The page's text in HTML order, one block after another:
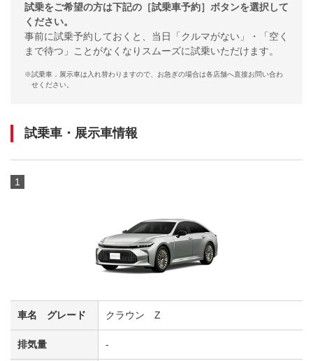
試乗をご希望の方は下記の［試乗車予約］ボタンを選択して
ください。
事前に試乗予約しておくと、当日「クルマがない」・「空く
まで待つ」ことがなくなりスムーズに試乗いただけます。
※試乗車．展示車は入れ替わりますので、お急ぎの場合は各店舗へ直接お問い合わ
せください。
試乗車・展示車情報
1
クラウン Z
-